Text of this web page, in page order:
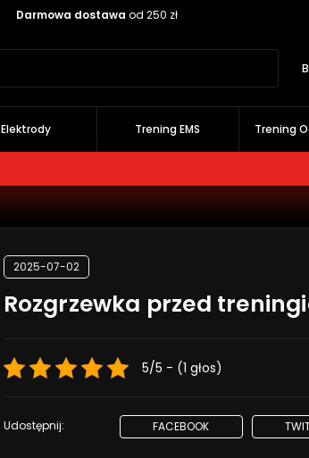
Darmowa dostawa od 250 zł
Elektrody Trening EMS Trening
2025-07-02
Rozgrzewka przed
5/5 - (1 głos)
Udostępnij: FACEBOOK